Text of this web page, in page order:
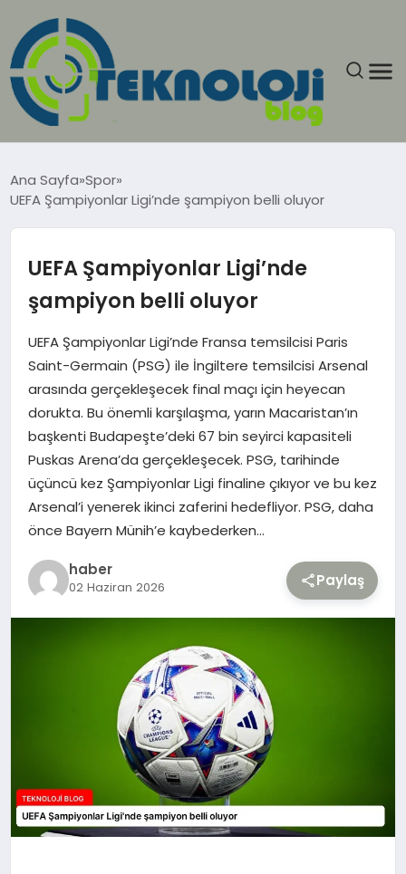
GÜNCEL
EĞITIM
EKONOMI
TEKNOLOJI
YAŞAM
Ana Sayfa Spor
UEFA Şampiyonlar Ligi’nde şampiyon belli oluyor
UEFA Şampiyonlar Ligi’nde
şampiyon belli oluyor
UEFA Şampiyonlar Ligi’nde Fransa temsilcisi Paris
Saint-Germain (PSG) ile İngiltere temsilcisi Arsenal
arasında gerçekleşecek final maçı için heyecan
dorukta. Bu önemli karşılaşma, yarın Macaristan’ın
başkenti Budapeşte’deki 67 bin seyirci kapasiteli
Puskas Arena’da gerçekleşecek. PSG, tarihinde
üçüncü kez Şampiyonlar Ligi finaline çıkıyor ve bu kez
Arsenal’i yenerek ikinci zaferini hedefliyor. PSG, daha
önce Bayern Münih’e kaybederken…
haber
02 Haziran 2026 Paylaş